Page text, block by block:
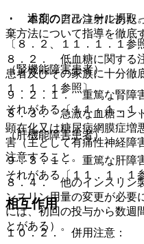
・ 過度のアルコール摂取
〔８．２、１１．１．１参
（腎機能障害患者）
９．２．１． 重篤な腎障
それがある〔１１．１．１
（肝機能障害患者）
９．３．１． 重篤な肝障
それがある〔１１．１．１
相互作用
１０．２． 併用注意：
・ 本剤の自己注射にあた
棄方法について指導を徹底
８．２． 低血糖に関する
患者及びその家族に十分徹
１．１．１参照〕。
８．３． 急激な血糖コン
顕在化又は糖尿病網膜症増
害（主として有痛性神経障
注意すること。
８．４． 他のインスリン
ンスリン用量の変更が必要
には、初回の投与から数週
とがある）。